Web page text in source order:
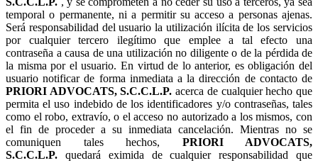
temporal o permanente, ni a permitir su acceso a personas ajenas.
Será responsabilidad del usuario la utilización ilícita de los servicios
por cualquier tercero ilegítimo que emplee a tal efecto una
contraseña a causa de una utilización no diligente o de la pérdida de
la misma por el usuario. En virtud de lo anterior, es obligación del
usuario notificar de forma inmediata a la dirección de contacto de
acerca de cualquier hecho que
permita el uso indebido de los identificadores y/o contraseñas, tales
como el robo, extravío, o el acceso no autorizado a los mismos, con
el fin de proceder a su inmediata cancelación. Mientras no se
comuniquen tales hechos,
quedará eximida de cualquier responsabilidad que